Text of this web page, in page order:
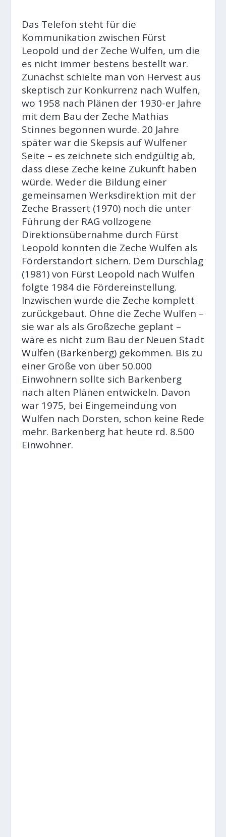
Das Telefon steht für die
Kommunikation zwischen Fürst
Leopold und der Zeche Wulfen, um die
es nicht immer bestens bestellt war.
Zunächst schielte man von Hervest aus
skeptisch zur Konkurrenz nach Wulfen,
wo 1958 nach Plänen der 1930-er Jahre
mit dem Bau der Zeche Mathias
Stinnes begonnen wurde. 20 Jahre
später war die Skepsis auf Wulfener
Seite – es zeichnete sich endgültig ab,
dass diese Zeche keine Zukunft haben
würde. Weder die Bildung einer
gemeinsamen Werksdirektion mit der
Zeche Brassert (1970) noch die unter
Führung der RAG vollzogene
Direktionsübernahme durch Fürst
Leopold konnten die Zeche Wulfen als
Förderstandort sichern. Dem Durschlag
(1981) von Fürst Leopold nach Wulfen
folgte 1984 die Fördereinstellung.
Inzwischen wurde die Zeche komplett
zurückgebaut. Ohne die Zeche Wulfen –
sie war als als Großzeche geplant –
wäre es nicht zum Bau der Neuen Stadt
Wulfen (Barkenberg) gekommen. Bis zu
einer Größe von über 50.000
Einwohnern sollte sich Barkenberg
nach alten Plänen entwickeln. Davon
war 1975, bei Eingemeindung von
Wulfen nach Dorsten, schon keine Rede
mehr. Barkenberg hat heute rd. 8.500
Einwohner.